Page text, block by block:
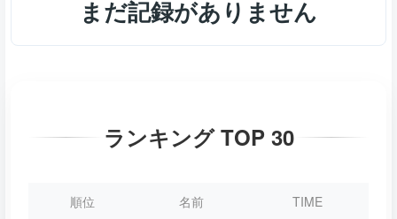
まだ記録がありません
ランキング TOP 30
順位 名前 TIME